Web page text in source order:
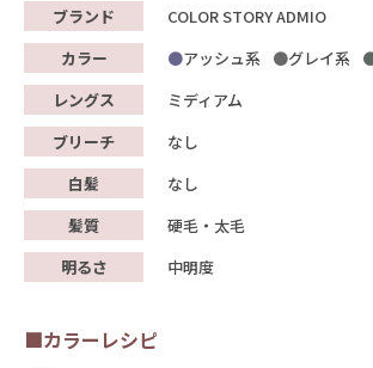
ブランド
COLOR STORY ADMIO
カラー
アッシュ系 グレイ系
レングス
ミディアム
ブリーチ
なし
白髪
なし
髪質
硬毛・太毛
明るさ
中明度
■カラーレシピ